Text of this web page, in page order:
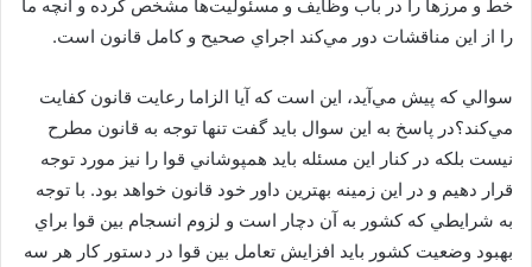
خط و مرزها را در باب وظايف و مسئوليت‌ها مشخص كرده و آنچه ما
را از اين مناقشات دور مي‌كند اجراي صحيح و كامل قانون است.
سوالي كه پيش مي‌آيد، اين است كه آيا الزاما رعايت قانون كفايت
مي‌كند؟در پاسخ به اين سوال بايد گفت تنها توجه به قانون مطرح
نيست بلكه در كنار اين مسئله بايد همپوشاني قوا را نيز مورد توجه
قرار دهيم و در اين زمينه بهترين داور خود قانون خواهد بود. با توجه
به شرايطي كه كشور به آن دچار است و لزوم انسجام بين قوا براي
بهبود وضعيت كشور بايد افزايش تعامل بين قوا در دستور كار هر سه